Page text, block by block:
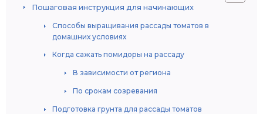
Пошаговая инструкция для начинающих
Способы выращивания рассады томатов в
домашних условиях
Когда сажать помидоры на рассаду
В зависимости от региона
По срокам созревания
Подготовка грунта для рассады томатов